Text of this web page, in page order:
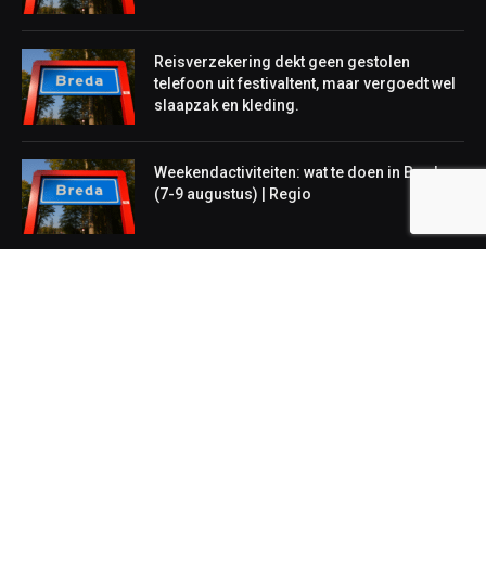
Reisverzekering dekt geen gestolen
telefoon uit festivaltent, maar vergoedt wel
slaapzak en kleding.
Weekendactiviteiten: wat te doen in Breda
(7-9 augustus) | Regio